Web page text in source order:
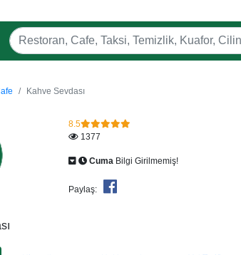
Kahve Sevdası
8.5
1377
Cuma Bilgi Girilmemiş!
Paylaş: